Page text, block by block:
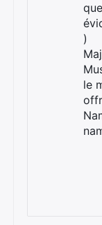
)
le